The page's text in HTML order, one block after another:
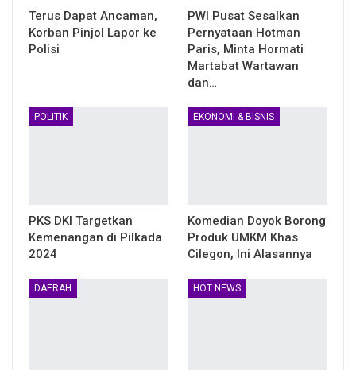
Terus Dapat Ancaman,
Korban Pinjol Lapor ke
Polisi
PWI Pusat Sesalkan
Pernyataan Hotman
Paris, Minta Hormati
Martabat Wartawan
dan…
POLITIK
PKS DKI Targetkan
Kemenangan di Pilkada
2024
EKONOMI & BISNIS
Komedian Doyok Borong
Produk UMKM Khas
Cilegon, Ini Alasannya
DAERAH HOT NEWS